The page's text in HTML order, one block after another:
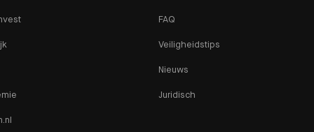
FAQ
Veiligheidstips
Nieuws
Juridisch